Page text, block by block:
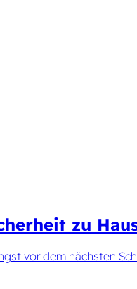
zu
vor dem nächsten